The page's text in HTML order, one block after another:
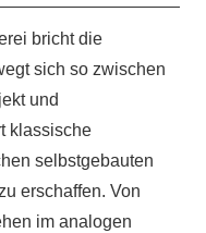
bricht die
sich so zwischen
und
klassische
selbstgebauten
erschaffen. Von
im analogen